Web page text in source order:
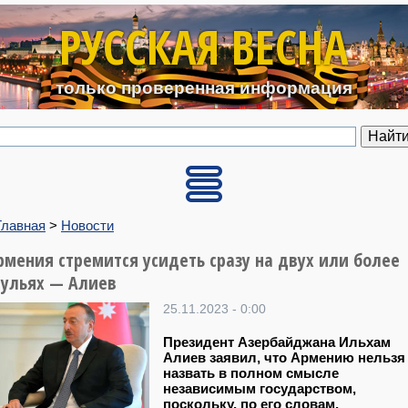
Перейти к основному
РУССКАЯ ВЕСНА
только проверенная информация
> Новости
стремится усидеть сразу на двух или более
— Алиев
25.11.2023 - 0:00
Президент Азербайджана Ильхам
Алиев заявил, что Армению нельзя
назвать в полном смысле
независимым государством,
поскольку, по его словам,